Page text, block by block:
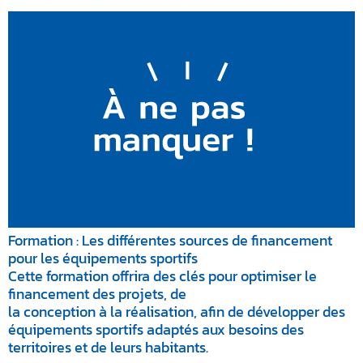
Formation : Les différentes sources de financement
pour les équipements sportifs
Cette formation offrira des clés pour optimiser le
financement des projets, de
la conception à la réalisation, afin de développer des
équipements sportifs adaptés aux besoins des
territoires et de leurs habitants.